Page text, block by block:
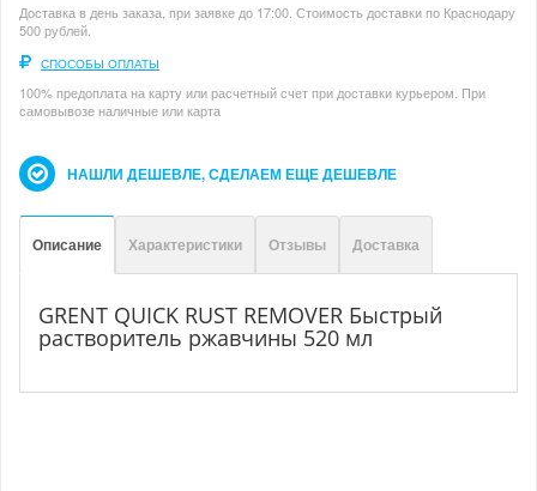
Доставка в день заказа, при заявке до 17:00. Стоимость доставки по Краснодару
500 рублей.
СПОСОБЫ ОПЛАТЫ
100% предоплата на карту или расчетный счет при доставки курьером. При
самовывозе наличные или карта
НАШЛИ ДЕШЕВЛЕ, СДЕЛАЕМ ЕЩЕ ДЕШЕВЛЕ
Описание Характеристики Отзывы Доставка
GRENT QUICK RUST REMOVER Быстрый
растворитель ржавчины 520 мл